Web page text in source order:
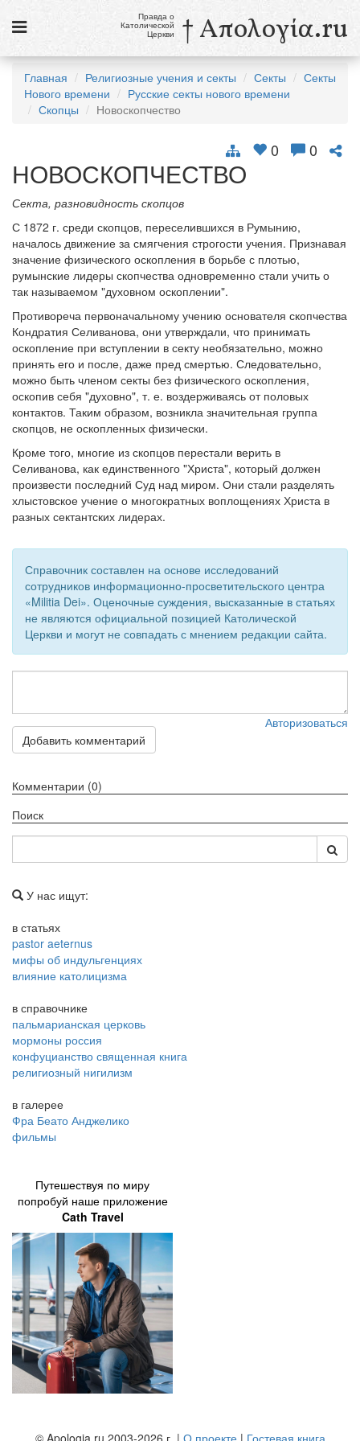
Новости
Галерея
Викторины
Ссылки
Религиозные учения и секты, справочник
9 августа
Св. Тереза Бенедикта Креста, дева и мученица
см. календарь
Обратная связь
mail@apologia.ru
Отправить сообщение
Вход
Правда о
Католической
Церкви † Απολογία.ru
Главная Религиозные учения и секты Секты
Секты
Нового времени
Русские секты нового времени
Скопцы
Новоскопчество
0 0
НОВОСКОПЧЕСТВО
Секта, разновидность скопцов
С 1872 г. среди скопцов, переселившихся в Румынию,
началось движение за смягчения строгости учения. Признавая
значение физического оскопления в борьбе с плотью,
румынские лидеры скопчества одновременно стали учить о
так называемом "духовном оскоплении".
Противореча первоначальному учению основателя скопчества
Кондратия Селиванова, они утверждали, что принимать
оскопление при вступлении в секту необязательно, можно
принять его и после, даже пред смертью. Следовательно,
можно быть членом секты без физического оскопления,
оскопив себя "духовно", т. е. воздерживаясь от половых
контактов. Таким образом, возникла значительная группа
скопцов, не оскопленных физически.
Кроме того, многие из скопцов перестали верить в
Селиванова, как единственного "Христа", который должен
произвести последний Суд над миром. Они стали разделять
хлыстовское учение о многократных воплощениях Христа в
разных сектантских лидерах.
Справочник составлен на основе исследований
сотрудников информационно-просветительского центра
«Militia Dei». Оценочные суждения, высказанные в статьях
не являются официальной позицией Католической
Церкви и могут не совпадать с мнением редакции сайта.
Авторизоваться
Добавить комментарий
Комментарии (0)
Поиск
У нас ищут:
в статьях
pastor aeternus
мифы об индульгенциях
влияние католицизма
в справочнике
пальмарианская церковь
мормоны россия
конфуцианство священная книга
религиозный нигилизм
в галерее
Фра Беато Анджелико
фильмы
Путешествуя по миру
попробуй наше приложение
Cath Travel
© Apologia.ru 2003-2026 г. | О проекте| Гостевая книга